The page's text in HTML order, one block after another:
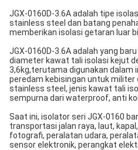
JGX-0160D-3.6A adalah tipe
stainless steel dan batang
memberikan isolasi getaran luar
JGX-0160D-3.6A adalah yang
diameter kawat tali isolasi kejut
3,6kg,terutama digunakan dalam
peredam kebisingan untuk militer
stainless steel, jenis kawat tali
sempurna dari waterproof, anti
Saat ini, isolator seri JGX-0160
transportasi jalan raya, laut,
fotografi, peralatan udara,
sensor elektronik, perangkat